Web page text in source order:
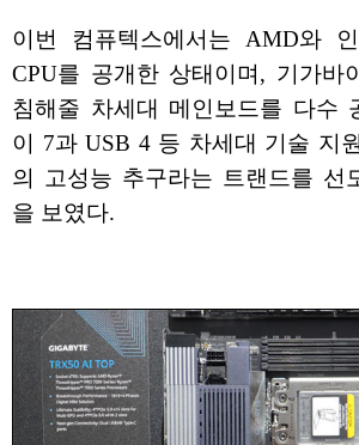
이번 컴퓨텍스에서는 AMD와
CPU를 공개한 상태이며, 기가바
침해줄 차세대 메인보드를 다수
이 7과 USB 4 등 차세대 기술 지
의 고성능 추구라는 트랜드를 선
을 보였다.